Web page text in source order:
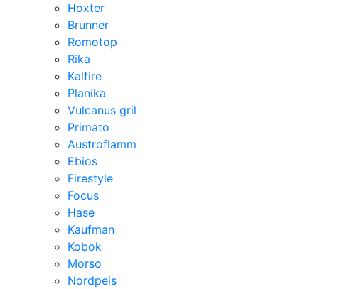
Hoxter
Brunner
Romotop
Rika
Kalfire
Planika
Vulcanus gril
Primato
Austroflamm
Ebios
Firestyle
Focus
Hase
Kaufman
Kobok
Morso
Nordpeis